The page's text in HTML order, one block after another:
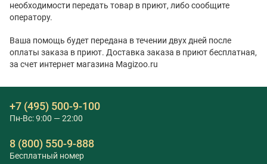
необходимости передать товар в приют, либо сообщите
оператору.
Ваша помощь будет передана в течении двух дней после
оплаты заказа в приют. Доставка заказа в приют бесплатная,
за счет интернет магазина Magizoo.ru
+7 (495) 500-9-100
Пн-Вс: 9:00 — 22:00
8 (800) 550-9-888
Бесплатный номер